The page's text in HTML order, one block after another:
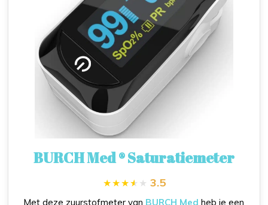
BURCH Med ® Saturatiemeter
3.5
Met deze zuurstofmeter van BURCH Med heb je een